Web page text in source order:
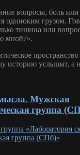
вопросы, боль
одиноким грузом.
тишина или
мной?».
историю услышат, а
Мужская
группа